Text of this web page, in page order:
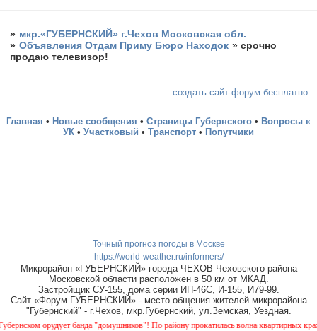
» мкр.«ГУБЕРНСКИЙ» г.Чехов Московская обл.
» Объявления Отдам Приму Бюро Находок »срочно
продаю телевизор!
создать сайт-форум бесплатно
Главная • Новые сообщения • Страницы Губернского • Вопросы к
УК • Участковый • Транспорт • Попутчики
Точный прогноз погоды в Москве
https://world-weather.ru/informers/
Микрорайон «ГУБЕРНСКИЙ» города ЧЕХОВ Чеховского района
Московской области расположен в 50 км от МКАД.
Застройщик СУ-155, дома серии ИП-46С, И-155, И79-99.
Сайт «Форум ГУБЕРНСКИЙ» - место общения жителей микрорайона
"Губернский" - г.Чехов, мкр.Губернский, ул.Земская, Уездная.
орудует банда "домушников"! По району прокатилась волна квартирных краж,